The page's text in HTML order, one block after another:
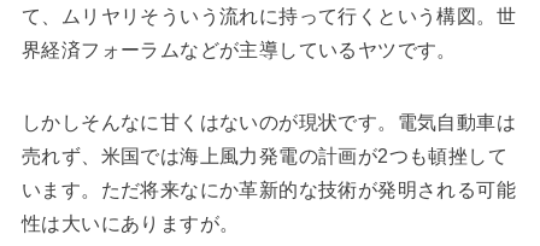
て、ムリヤリそういう流れに持って行くという構図。世
界経済フォーラムなどが主導しているヤツです。
しかしそんなに甘くはないのが現状です。電気自動車は
売れず、米国では海上風力発電の計画が2つも頓挫して
います。ただ将来なにか革新的な技術が発明される可能
性は大いにありますが。